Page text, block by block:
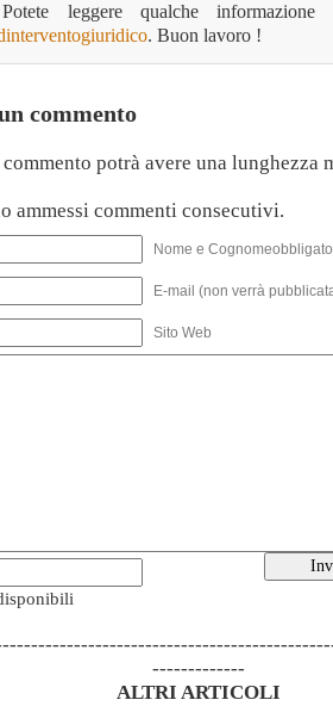
leggere qualche
. Buon lavoro !
commento
potrà avere una lunghezza
ammessi commenti consecutivi.
Nome e
E-mail (non verrà
Sito Web
-------------
ALTRI ARTICOLI